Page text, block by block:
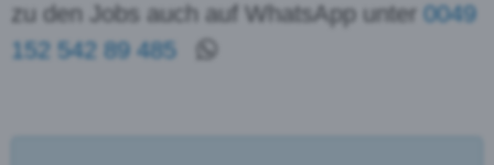
zu den Jobs auch auf WhatsApp unter 0049
152 542 89 485